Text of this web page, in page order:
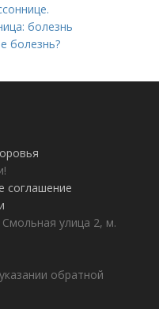
болезнь
болезнь?
соглашение
улица 2, м.
обратной